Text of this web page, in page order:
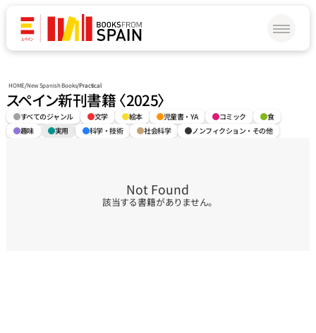
HOME/New Spanish Books/Practical
スペイン新刊書籍 〈2025〉
すべてのジャンル 文学 絵本 児童書・YA コミック
食
趣味
実用 科学・技術 社会科学 ノンフィクション・その他
Not Found
該当する書籍がありません。